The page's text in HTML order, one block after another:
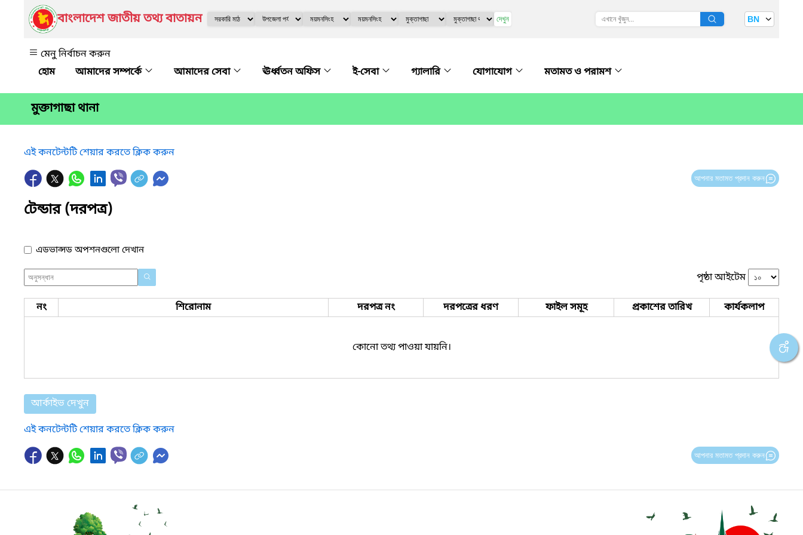
বাংলাদেশ জাতীয় তথ্য বাতায়ন দেখুন BN
মেনু নির্বাচন করুন
আমাদের সম্পর্কে
আমাদের সেবা ঊর্ধ্বতন অফিস ই-সেবা গ্যালারি যোগাযোগ মতামত ও পরামশ
মুক্তাগাছা থানা
এই কনটেন্টটি শেয়ার করতে ক্লিক করুন
আপনার মতামত প্রদান করুন
টেন্ডার (দরপত্র)
এডভান্সড অপশনগুলো দেখান
পৃষ্ঠা আইটেম
নং শিরোনাম দরপত্র নং দরপত্রের ধরণ ফাইল সমূহ প্রকাশের তারিখ কার্যকলাপ
কোনো তথ্য পাওয়া যায়নি।
আর্কাইভ দেখুন
এই কনটেন্টটি শেয়ার করতে ক্লিক করুন
আপনার মতামত প্রদান করুন